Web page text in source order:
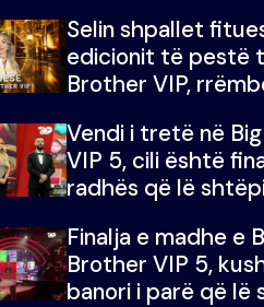
Selin shpallet
edicionit të pestë
Brother VIP,
mijë eurosh
Vendi i tretë në
VIP 5, cili është
radhës që lë
Finalja e madhe e
Brother VIP 5,
banori i parë që lë